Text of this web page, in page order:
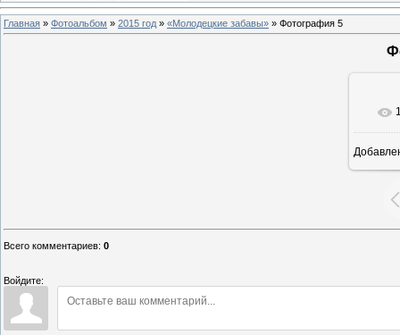
Главная » Фотоальбом » 2015 год » «Молодецкие забавы» » Фотография 5
Всего комментариев: 0
Войдите: